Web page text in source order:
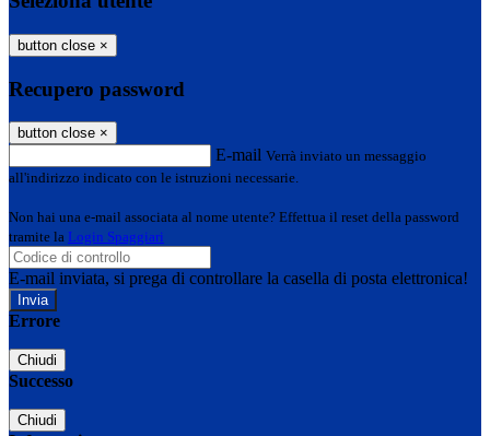
button close ×
Recupero password
button close ×
E-mail Verrà inviato un messaggio
all'indirizzo indicato con le istruzioni necessarie.
Non hai una e-mail associata al nome utente? Effettua il reset della password
tramite la Login Spaggiari
E-mail inviata, si prega di controllare la casella di posta elettronica!
Errore
Chiudi
Successo
Chiudi